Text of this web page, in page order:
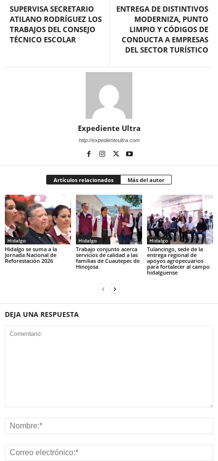
SUPERVISA SECRETARIO
ATILANO RODRÍGUEZ LOS
TRABAJOS DEL CONSEJO
TÉCNICO ESCOLAR
ENTREGA DE DISTINTIVOS
MODERNIZA, PUNTO
LIMPIO Y CÓDIGOS DE
CONDUCTA A EMPRESAS
DEL SECTOR TURÍSTICO
Expediente Ultra
http://expedienteultra.com
Artículos relacionados Más del autor
Hidalgo
Hidalgo se suma a la
Jornada Nacional de
Reforestación 2026
Hidalgo
Trabajo conjunto acerca
servicios de calidad a las
familias de Cuautepec de
Hinojosa
Hidalgo
Tulancingo, sede de la
entrega regional de
apoyos agropecuarios
para fortalecer al campo
hidalguense
DEJA UNA RESPUESTA